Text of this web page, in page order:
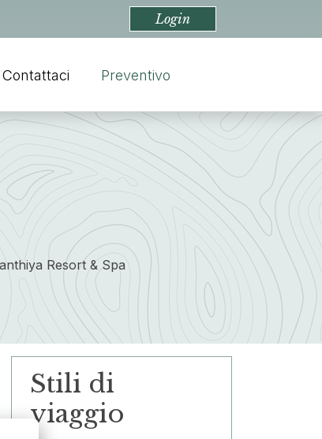
Login
Contattaci Preventivo
Stili di
viaggio